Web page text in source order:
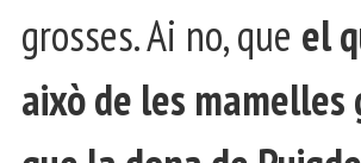
grosses. Ai no, que el
això de les mamelles